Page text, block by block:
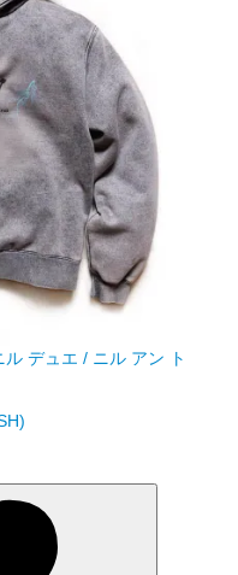
デュエ / ニル アン ト